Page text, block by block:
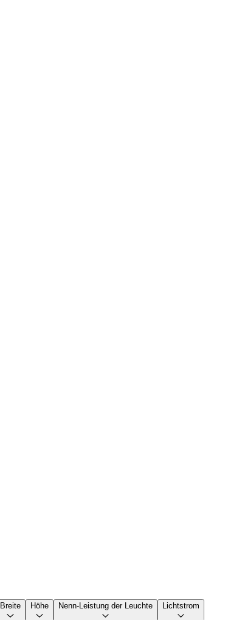
Breite Höhe Nenn-Leistung der Leuchte Lichtstrom